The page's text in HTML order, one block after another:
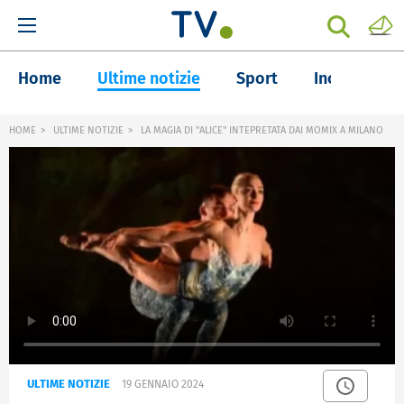
Home Ultime notizie Sport Inchieste
HOME ULTIME NOTIZIE LA MAGIA DI "ALICE" INTEPRETATA DAI MOMIX A MILANO
ULTIME NOTIZIE 19 GENNAIO 2024